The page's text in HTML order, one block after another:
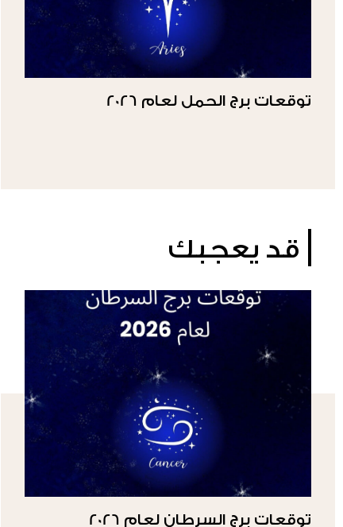
توقعات برج الحمل لعام 2026
قد يعجبك
توقعات برج السرطان لعام 2026